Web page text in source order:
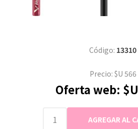
Código: 13310
Precio: $U 566
Oferta web: